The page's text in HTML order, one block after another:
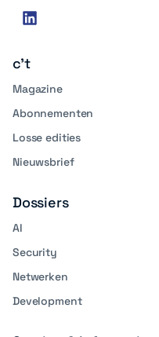
Social
linkedin
c't
Magazine
Abonnementen
Losse edities
Nieuwsbrief
Dossiers
AI
Security
Netwerken
Development